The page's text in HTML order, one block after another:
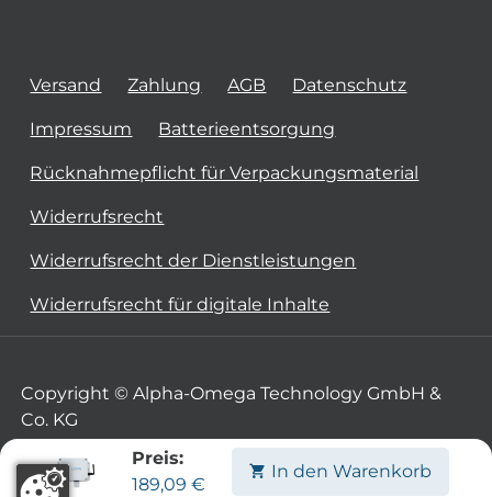
Preis:
189,09 €
In den Warenkorb
Versand Zahlung AGB Datenschutz
Impressum Batterieentsorgung
Rücknahmepflicht für Verpackungsmaterial
Widerrufsrecht
Widerrufsrecht der Dienstleistungen
Widerrufsrecht für digitale Inhalte
Copyright © Alpha-Omega Technology GmbH &
Co. KG